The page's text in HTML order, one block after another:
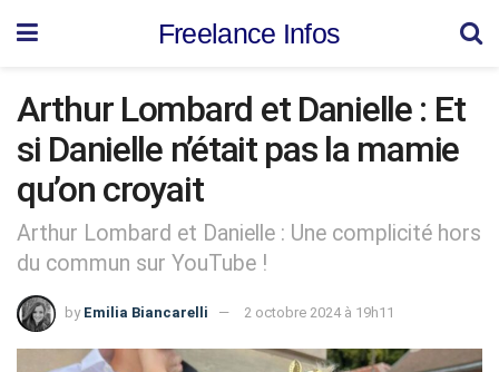
Freelance Infos
Arthur Lombard et Danielle : Et
si Danielle n’était pas la mamie
qu’on croyait
Arthur Lombard et Danielle : Une complicité hors
du commun sur YouTube !
by Emilia Biancarelli 2 octobre 2024 à 19h11